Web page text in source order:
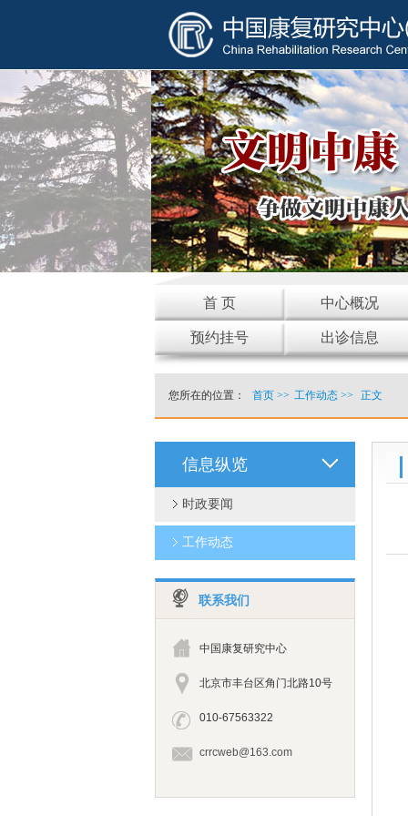
首 页 中心概况
预约挂号 出诊信息
您所在的位置： 首页>> 工作动态>> 正文
信息纵览
时政要闻
工作动态
联系我们
中国康复研究中心
北京市丰台区角门北路10号
010-67563322
crrcweb@163.com